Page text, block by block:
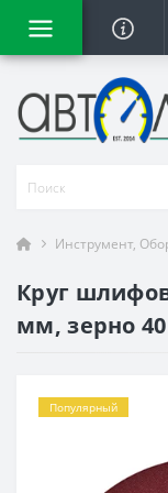
Инструмент,
Круг
мм, зерно 40
Популярный